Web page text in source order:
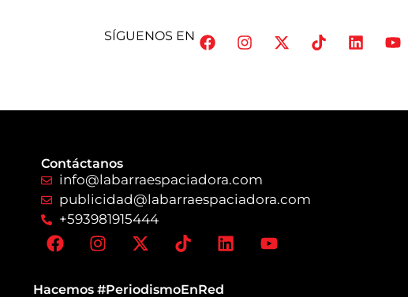
SÍGUENOS EN
Contáctanos
info@labarraespaciadora.com
publicidad@labarraespaciadora.com
+593981915444
Hacemos #PeriodismoEnRed